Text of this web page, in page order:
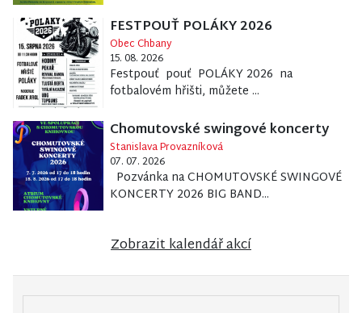
FESTPOUŤ POLÁKY 2026
Obec Chbany
15. 08. 2026
Festpouť pouť POLÁKY 2026 na
fotbalovém hřišti, můžete ...
Chomutovské swingové koncerty
Stanislava Provazníková
07. 07. 2026
Pozvánka na CHOMUTOVSKÉ SWINGOVÉ
KONCERTY 2026 BIG BAND...
Zobrazit kalendář akcí